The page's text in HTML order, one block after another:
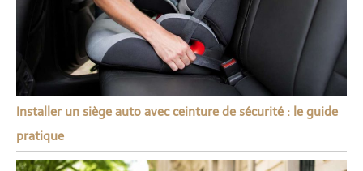
Installer un siège auto avec ceinture de sécurité : le guide
pratique